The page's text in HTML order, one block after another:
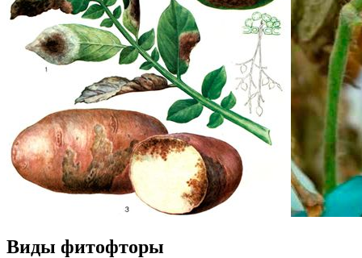
Виды фитофторы